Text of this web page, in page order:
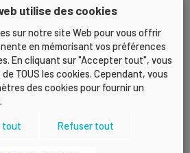
ET PRIX
de distinctions honorifiques,
les efforts et réalisations
dotations financières allant
pouvant être réparties entre
lauréats choisiront, en
à recevoir la dotation
utilise des cookies
sur notre site Web pour vous offrir
en mémorisant vos préférences
En cliquant sur "Accepter tout", vous
TOUS les cookies. Cependant, vous
des cookies pour fournir un
tout Refuser tout